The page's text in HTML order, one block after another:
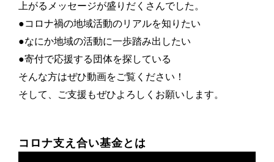
上がるメッセージが盛りだくさんでした。
●コロナ禍の地域活動のリアルを知りたい
●なにか地域の活動に一歩踏み出したい
●寄付で応援する団体を探している
そんな方はぜひ動画をご覧ください！
そして、ご支援もぜひよろしくお願いします。
コロナ支え合い基金とは